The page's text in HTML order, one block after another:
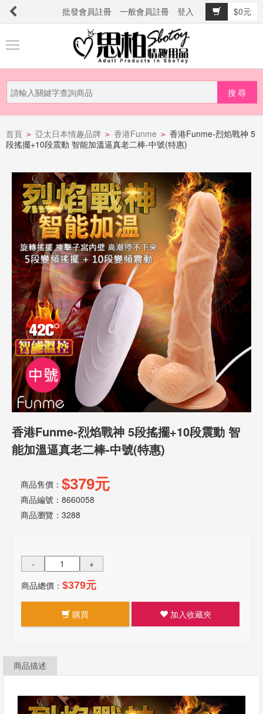
批發會員註冊 一般會員註冊 登入
$0元
品
新
品
上
提
防
詐
騙
電
話
簡
訊
批
發
說
明
首頁 > 亞太日本情趣品牌 > 香港Funme > 香港Funme-烈焰戰神 5
段搖擺+10段震動 智能加溫逼真老二棒-中號(特惠)
香港Funme-烈焰戰神 5段搖擺+10段震動 智
能加溫逼真老二棒-中號(特惠)
商品售價： $379元
商品編號：8660058
商品瀏覽： 3288
-
+
商品總價： $379元
購買 加入收藏夾
商品描述